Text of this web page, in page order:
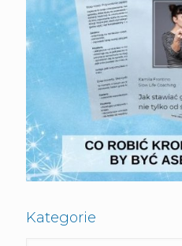
Kategorie